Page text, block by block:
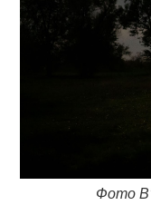
Фото